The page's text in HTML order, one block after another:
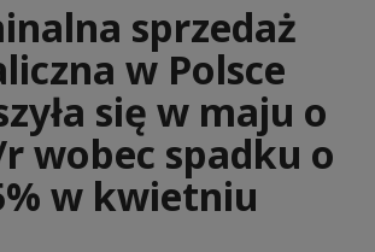
sprzedaż
w Polsce
się w maju o
wobec spadku o
w kwietniu